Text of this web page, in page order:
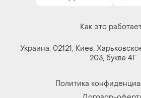
Как это
Украина, 02121, Киев,
203, буква 4Г
Политика